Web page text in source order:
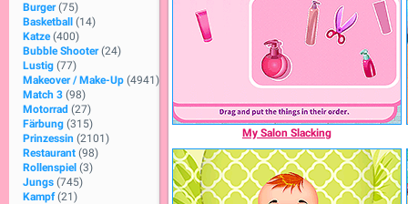
Burger (75)
Basketball
(14)
Katze (400)
Bubble Shooter (24)
Lustig (77)
Makeover / Make-Up (4941)
Match 3 (98)
Motorrad (27)
Färbung (315)
Prinzessin (2101)
Restaurant (98)
Rollenspiel (3)
Jungs (745)
Kampf (21)
My Salon Slacking